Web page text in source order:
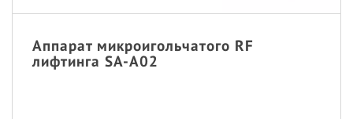
Аппарат микроигольчатого RF
лифтинга SA-A02